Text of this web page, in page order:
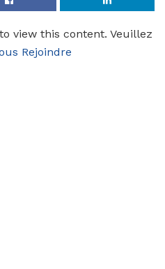
view this content. Veuillez
Rejoindre